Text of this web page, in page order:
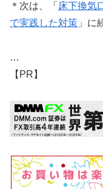
＊次は、「 床下換気
で実践した対策 」に
…
【PR】